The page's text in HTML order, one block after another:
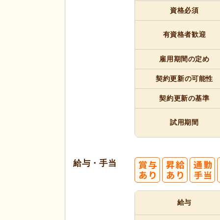
資格必須
有資格者歓迎
雇用期間の定め
契約更新の可能性
契約更新の基準
試用期間
給与・手当
給与